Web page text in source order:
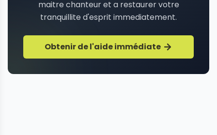
maitre chanteur et a restaurer votre
tranquillite d'esprit immediatement.
Obtenir de l'aide immédiate